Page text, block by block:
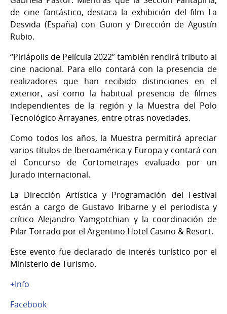
de cine fantástico, destaca la exhibición del film La
Desvida (España) con Guion y Dirección de Agustín
Rubio.
“Piriápolis de Película 2022” también rendirá tributo al
cine nacional. Para ello contará con la presencia de
realizadores que han recibido distinciones en el
exterior, así como la habitual presencia de filmes
independientes de la región y la Muestra del Polo
Tecnológico Arrayanes, entre otras novedades.
Como todos los años, la Muestra permitirá apreciar
varios títulos de Iberoamérica y Europa y contará con
el Concurso de Cortometrajes evaluado por un
Jurado internacional.
La Dirección Artística y Programación del Festival
están a cargo de Gustavo Iribarne y el periodista y
crítico Alejandro Yamgotchian y la coordinación de
Pilar Torrado por el Argentino Hotel Casino & Resort.
Este evento fue declarado de interés turístico por el
Ministerio de Turismo.
+Info
Facebook